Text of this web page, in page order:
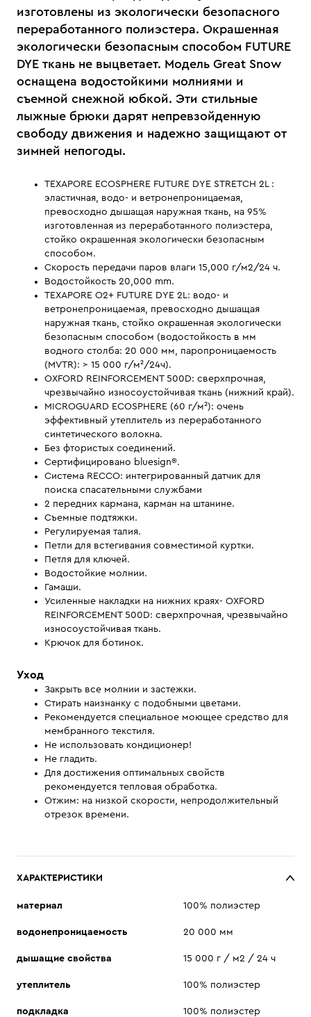
изготовлены из экологически безопасного
переработанного полиэстера. Окрашенная
экологически безопасным способом FUTURE
DYE ткань не выцветает. Модель Great Snow
оснащена водостойкими молниями и
съемной снежной юбкой. Эти стильные
лыжные брюки дарят непревзойденную
свободу движения и надежно защищают от
зимней непогоды.
TEXAPORE ECOSPHERE FUTURE DYE STRETCH 2L :
эластичная, водо- и ветронепроницаемая,
превосходно дышащая наружная ткань, на 95%
изготовленная из переработанного полиэстера,
стойко окрашенная экологически безопасным
способом.
Скорость передачи паров влаги 15,000 г/м2/24 ч.
Водостойкость 20,000 mm.
TEXAPORE O2+ FUTURE DYE 2L: водо- и
ветронепроницаемая, превосходно дышащая
наружная ткань, стойко окрашенная экологически
безопасным способом (водостойкость в мм
водного столба: 20 000 мм, паропроницаемость
(MVTR): > 15 000 г/м²/24ч).
OXFORD REINFORCEMENT 500D: сверхпрочная,
чрезвычайно износоустойчивая ткань (нижний край).
MICROGUARD ECOSPHERE (60 г/м²): очень
эффективный утеплитель из переработанного
синтетического волокна.
Без фтористых соединений.
Сертифицировано bluesign®.
Система RECCO: интегрированный датчик для
поиска спасательными службами
2 передних кармана, карман на штанине.
Съемные подтяжки.
Регулируемая талия.
Петли для встегивания совместимой куртки.
Петля для ключей.
Водостойкие молнии.
Гамаши.
Усиленные накладки на нижних краях- OXFORD
REINFORCEMENT 500D: сверхпрочная, чрезвычайно
износоустойчивая ткань.
Крючок для ботинок.
Уход
Закрыть все молнии и застежки.
Стирать наизнанку с подобными цветами.
Рекомендуется специальное моющее средство для
мембранного текстиля.
Не использовать кондиционер!
Не гладить.
Для достижения оптимальных свойств
рекомендуется тепловая обработка.
Отжим: на низкой скорости, непродолжительный
отрезок времени.
ХАРАКТЕРИСТИКИ
материал 100% полиэстер
водонепроницаемость 20 000 мм
дышащие свойства 15 000 г / м2 / 24 ч
утеплитель 100% полиэстер
подкладка 100% полиэстер